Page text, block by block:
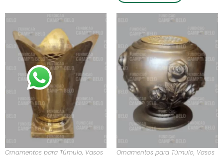
Ornamentos para Túmulo, Vasos Ornamentos para Túmulo, Vasos